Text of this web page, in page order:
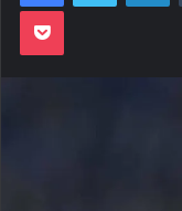
Pocket